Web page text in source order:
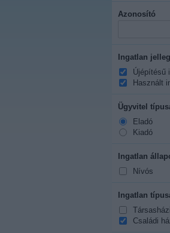
Azonosító
Ingatlan
Újépítésű
Használt
Ügyvitel
Eladó
Kiadó
Ingatlan
Nívós
Ingatlan
Családi